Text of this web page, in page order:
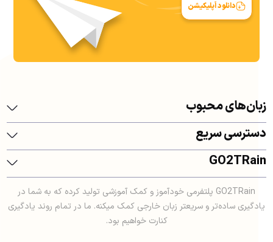
دانلود اَپلیکیشن
زبان‌های محبوب
دسترسی سریع
GO2TRain
GO2TRain پلتفرمی خودآموز و کمک آموزشی تولید کرده که به شما در
یادگیری ساده‌تر و سریعتر زبان خارجی کمک میکنه. ما در تمام روند یادگیری
کنارت خواهیم بود.